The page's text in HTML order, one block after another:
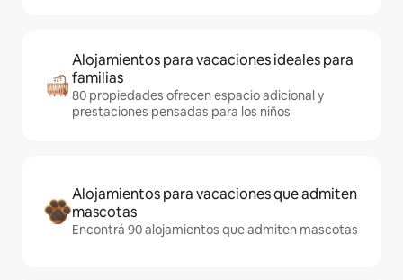
Alojamientos para vacaciones ideales para
familias
80 propiedades ofrecen espacio adicional y
prestaciones pensadas para los niños
Alojamientos para vacaciones que admiten
mascotas
Encontrá 90 alojamientos que admiten mascotas